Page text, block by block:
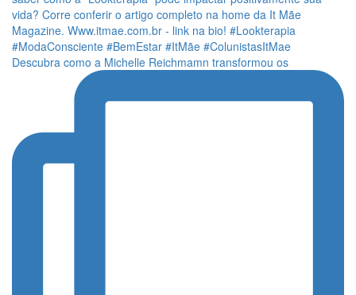
Descubra como a Michelle Reichmamn transformou os